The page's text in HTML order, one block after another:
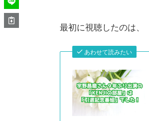
最初に視聴したのは、
あわせて読みたい